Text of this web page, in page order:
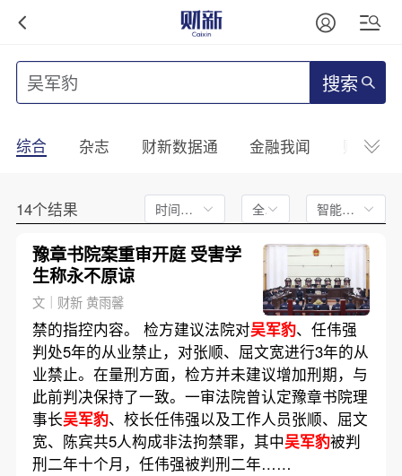
搜索
综合 杂志 财新数据通 金融我闻 财新
14个结果 时间不限 全文 智能排序
豫章书院案重审开庭 受害学
生称永不原谅
文｜财新 黄雨馨
禁的指控内容。 检方建议法院对吴军豹、任伟强
判处5年的从业禁止，对张顺、屈文宽进行3年的从
业禁止。在量刑方面，检方并未建议增加刑期，与
此前判决保持了一致。一审法院曾认定豫章书院理
事长吴军豹、校长任伟强以及工作人员张顺、屈文
宽、陈宾共5人构成非法拘禁罪，其中吴军豹被判
刑二年十个月，任伟强被判刑二年……